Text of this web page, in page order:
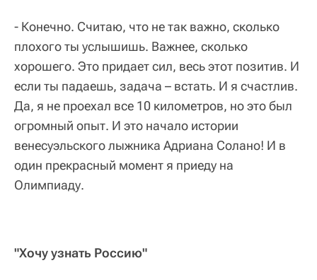
- Конечно. Считаю, что не так важно, сколько
плохого ты услышишь. Важнее, сколько
хорошего. Это придает сил, весь этот позитив. И
если ты падаешь, задача – встать. И я счастлив.
Да, я не проехал все 10 километров, но это был
огромный опыт. И это начало истории
венесуэльского лыжника Адриана Солано! И в
один прекрасный момент я приеду на
Олимпиаду.
"Хочу узнать Россию"